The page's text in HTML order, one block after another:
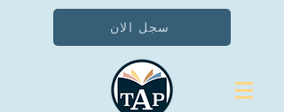
سجل الان